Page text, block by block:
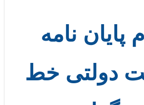
پایان نامه
دولتی خط